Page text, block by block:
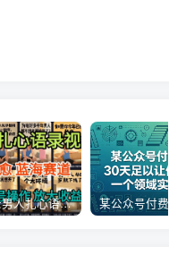
AI制作老男人扎心语录，5分钟一条，操作简单，流量非常大，保姆级教程